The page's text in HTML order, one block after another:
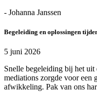
- Johanna Janssen
Begeleiding en oplossingen
5 juni 2026
Snelle begeleiding bij het
mediations zorgde voor een
afwikkeling. Pak van ons